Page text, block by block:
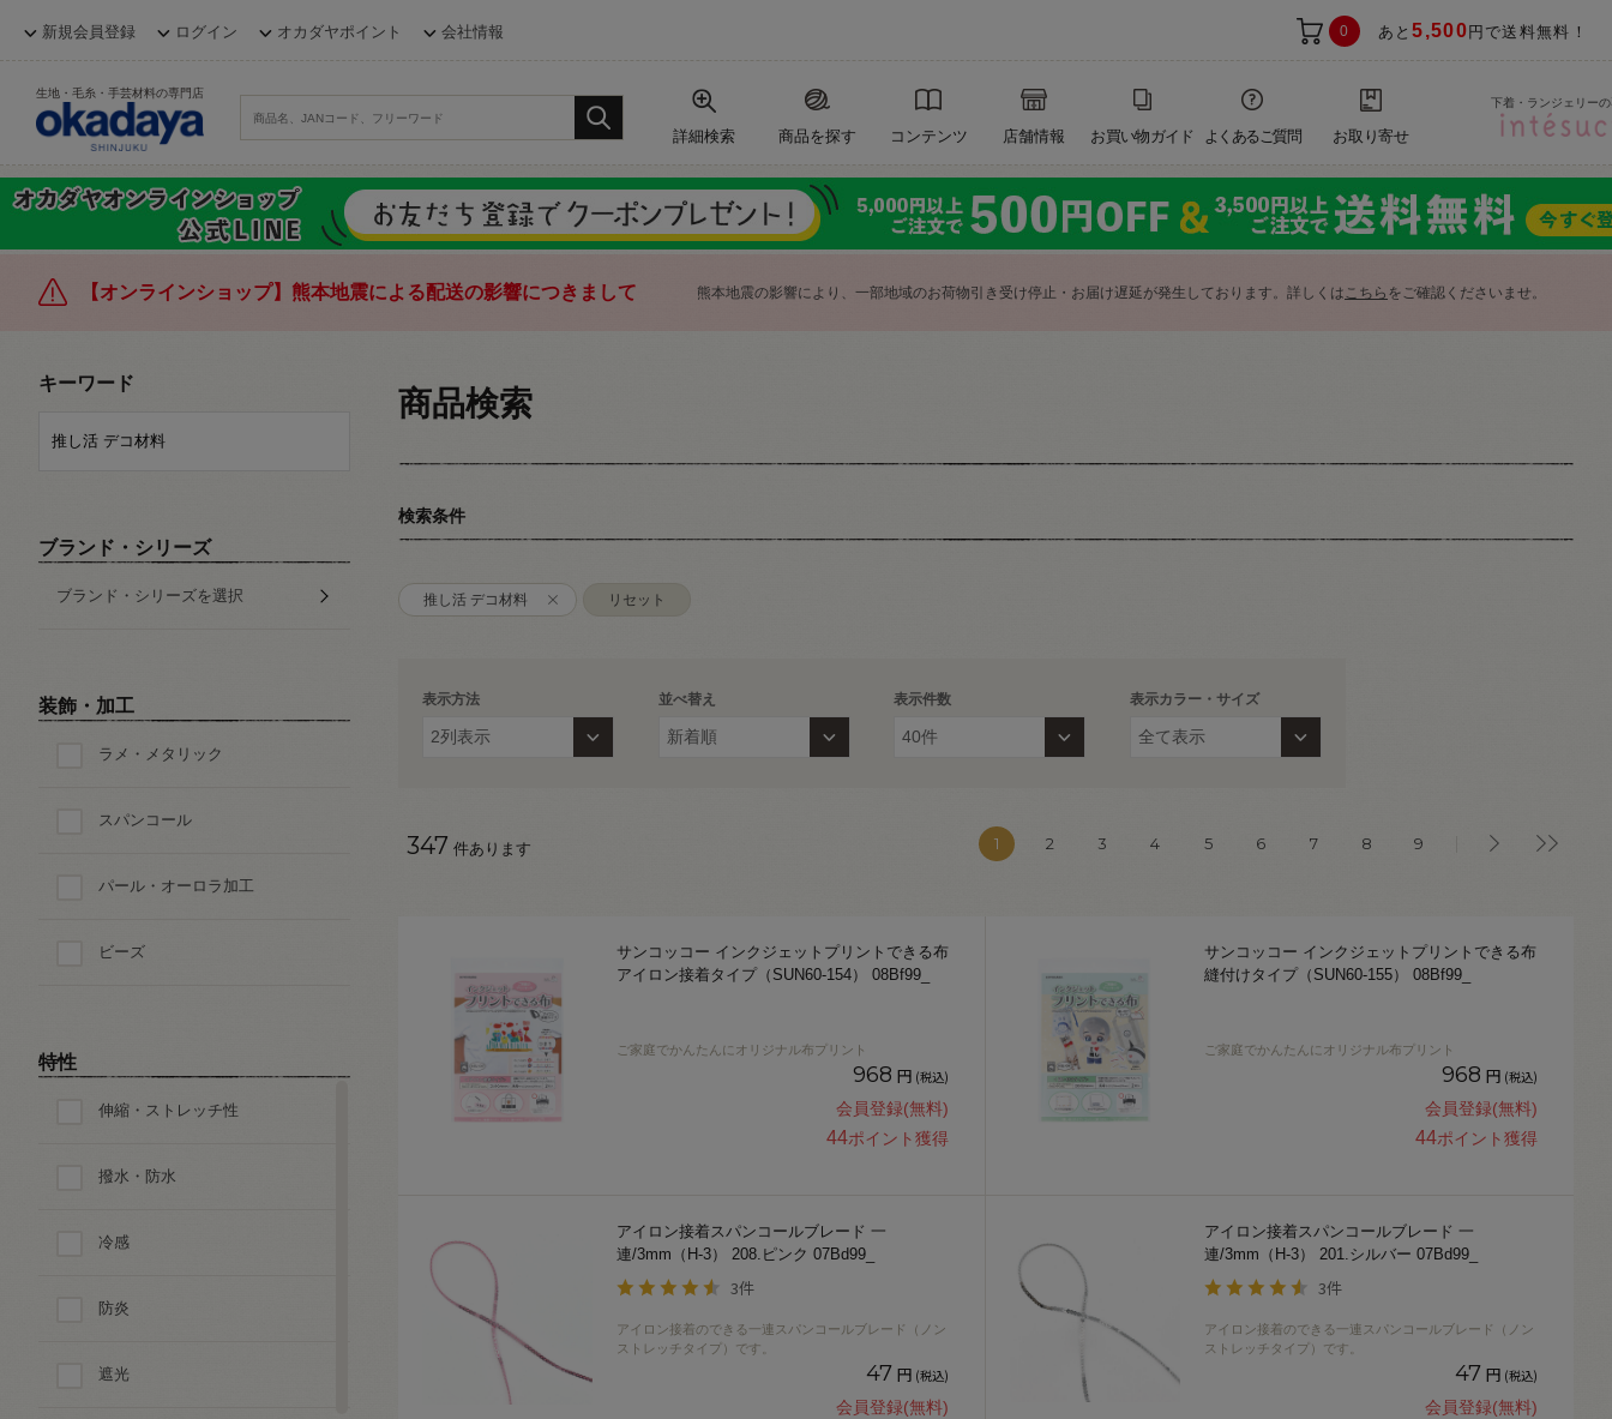
新規会員登録 ログイン オカダヤポイント 会社情報 0 あと5,500 円で送料無料！
生地・毛糸・手芸材料の専門店
詳細検索 商品を探す コンテンツ 店舗情報 お買い物ガイド よくあるご質問 お取り寄せ
下着・ランジェリー
【オンラインショップ】熊本地震による配送の影響につきまして 熊本地震の影響により、一部地域のお荷物引き受け停止・お届け遅延が発生しております。詳しくはこちら をご確認くださいませ。
キーワード
ブランド・シリーズ
ブランド・シリーズを選択
装飾・加工
ラメ・メタリック
スパンコール
パール・オーロラ加工
ビーズ
特性
伸縮・ストレッチ性
撥水・防水
冷感
防炎
遮光
商品検索
検索条件
推し活 デコ材料 リセット
表示方法 並べ替え 表示件数 表示カラー・サイズ
347 件あります 1 2 3 4 5 6 7 8 9
サンコッコー インクジェットプリントできる布
アイロン接着タイプ（SUN60-154） 08Bf99_
ご家庭でかんたんにオリジナル布プリント
968 円 (税込)
会員登録(無料)
44ポイント獲得
サンコッコー インクジェットプリントできる布
縫付けタイプ（SUN60-155） 08Bf99_
ご家庭でかんたんにオリジナル布プリント
968 円 (税込)
会員登録(無料)
44ポイント獲得
アイロン接着スパンコールブレード 一
連/3mm（H-3） 208.ピンク 07Bd99_
3件
アイロン接着のできる一連スパンコールブレード（ノン
ストレッチタイプ）です。
47 円 (税込)
会員登録(無料)
アイロン接着スパンコールブレード 一
連/3mm（H-3） 201.シルバー 07Bd99_
3件
アイロン接着のできる一連スパンコールブレード（ノン
ストレッチタイプ）です。
47 円 (税込)
会員登録(無料)